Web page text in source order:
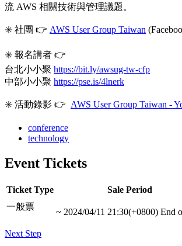
流 AWS 相關技術與管理議題。
✳️ 社團 👉 AWS User Group Taiwan
✳️ 報名講者 👉
台北小小聚 https://bit.ly/awsug-tw-cfp
中部小小聚 https://pse.is/4lnerk
✳️ 活動錄影 👉 AWS User Group Taiwan -
conference
technology
Event Tickets
Ticket Type Sale Period
一般票
~ 2024/04/11 21:30(+0800) End
Next Step